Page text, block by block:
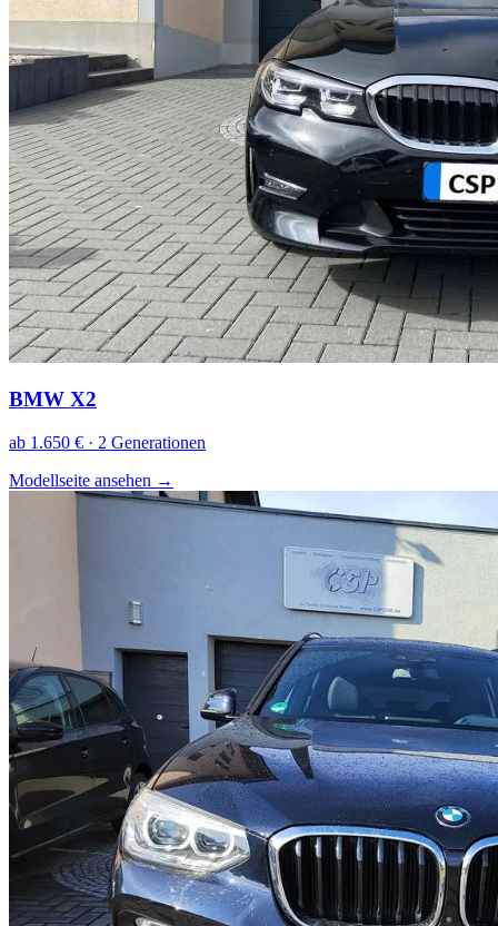
BMW X2
ab 1.650 € · 2 Generationen
Modellseite ansehen →